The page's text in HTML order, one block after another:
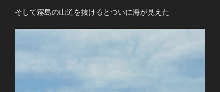
そして霧島の山道を抜けるとついに海が見えた